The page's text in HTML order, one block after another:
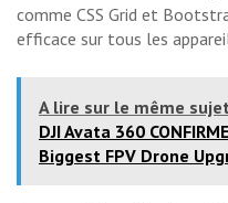
comme CSS Grid et
efficace sur tous les
A lire sur le même
DJI Avata 360
Biggest FPV Drone